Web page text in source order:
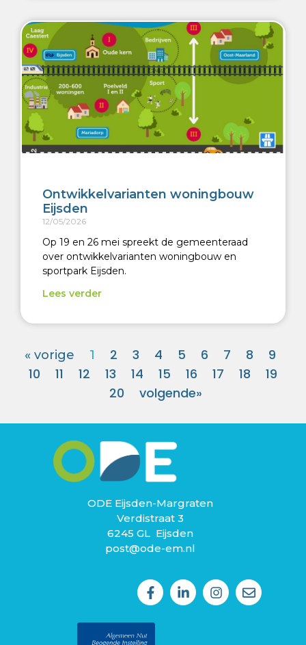
Ontwikkelvarianten woningbouw
Eijsden
12/05/2026
Op 19 en 26 mei spreekt de gemeenteraad
over ontwikkelvarianten woningbouw en
sportpark Eijsden.
Lees verder
« vorige 1 2 3 4 5 6 7 8
9
10
11 12 13 14 15 16 17 18
19
20
volgende»
ODE Eijsden-Margraten
Verdistraat 3
6245 GL Eijsden
post@ode-em.nl